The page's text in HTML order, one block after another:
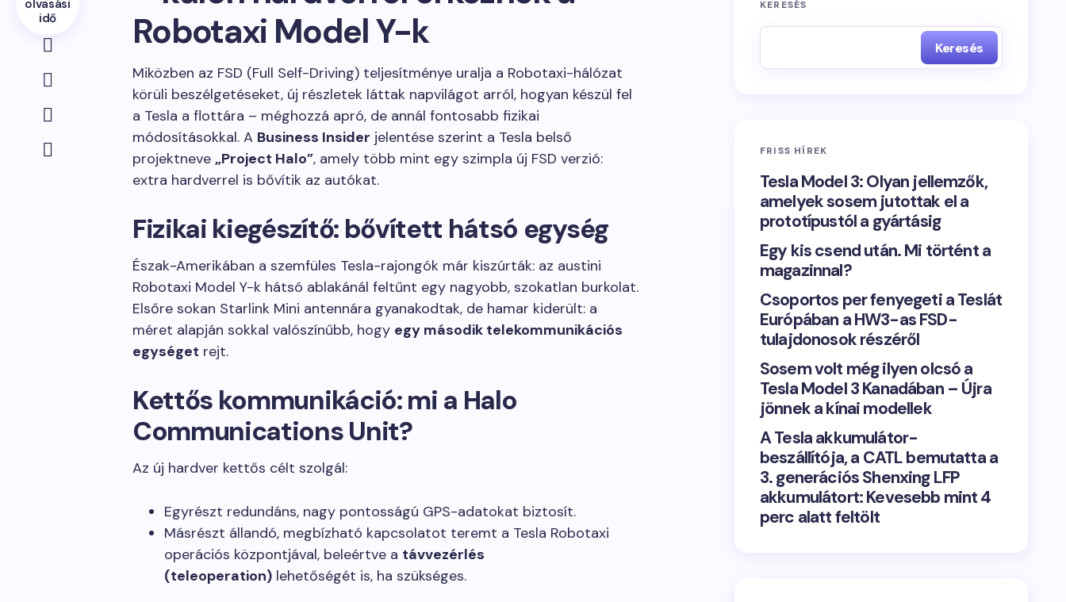
olvasási
idő
Robotaxi Model Y-k
Miközben az FSD (Full Self-Driving) teljesítménye uralja a Robotaxi-hálózat
körüli beszélgetéseket, új részletek láttak napvilágot arról, hogyan készül fel
a Tesla a flottára – méghozzá apró, de annál fontosabb fizikai
módosításokkal. A Business Insider jelentése szerint a Tesla belső
projektneve „Project Halo”, amely több mint egy szimpla új FSD verzió:
extra hardverrel is bővítik az autókat.
Fizikai kiegészítő: bővített hátsó egység
Észak-Amerikában a szemfüles Tesla-rajongók már kiszúrták: az austini
Robotaxi Model Y-k hátsó ablakánál feltűnt egy nagyobb, szokatlan burkolat.
Elsőre sokan Starlink Mini antennára gyanakodtak, de hamar kiderült: a
méret alapján sokkal valószínűbb, hogy egy második telekommunikációs
egységet rejt.
Kettős kommunikáció: mi a Halo
Communications Unit?
Az új hardver kettős célt szolgál:
Egyrészt redundáns, nagy pontosságú GPS-adatokat biztosít.
Másrészt állandó, megbízható kapcsolatot teremt a Tesla Robotaxi
operációs központjával, beleértve a távvezérlés
(teleoperation) lehetőségét is, ha szükséges.
KERESÉS
Keresés
FRISS HÍREK
Tesla Model 3: Olyan jellemzők,
amelyek sosem jutottak el a
prototípustól a gyártásig
Egy kis csend után. Mi történt a
magazinnal?
Csoportos per fenyegeti a Teslát
Európában a HW3-as FSD-
tulajdonosok részéről
Sosem volt még ilyen olcsó a
Tesla Model 3 Kanadában – Újra
jönnek a kínai modellek
A Tesla akkumulátor-
beszállítója, a CATL bemutatta a
3. generációs Shenxing LFP
akkumulátort: Kevesebb mint 4
perc alatt feltölt